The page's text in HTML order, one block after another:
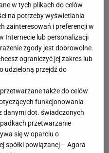
w tych plikach do celów
na potrzeby wyświetlania
zainteresowań i preferencji w
Internecie lub personalizacji
zgody jest dobrowolne.
ograniczyć jej zakres lub
udzieloną przejdź do
także do celów
funkcjonowania
danymi dot. świadczonych
przetwarzanie
się w oparciu o
spółki powiązanej – Agora